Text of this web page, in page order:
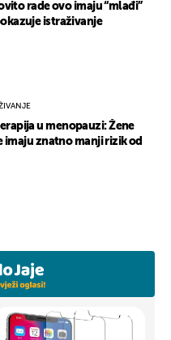
rade ovo imaju “mlađi”
istraživanje
u menopauzi: Žene
imaju znatno manji rizik od